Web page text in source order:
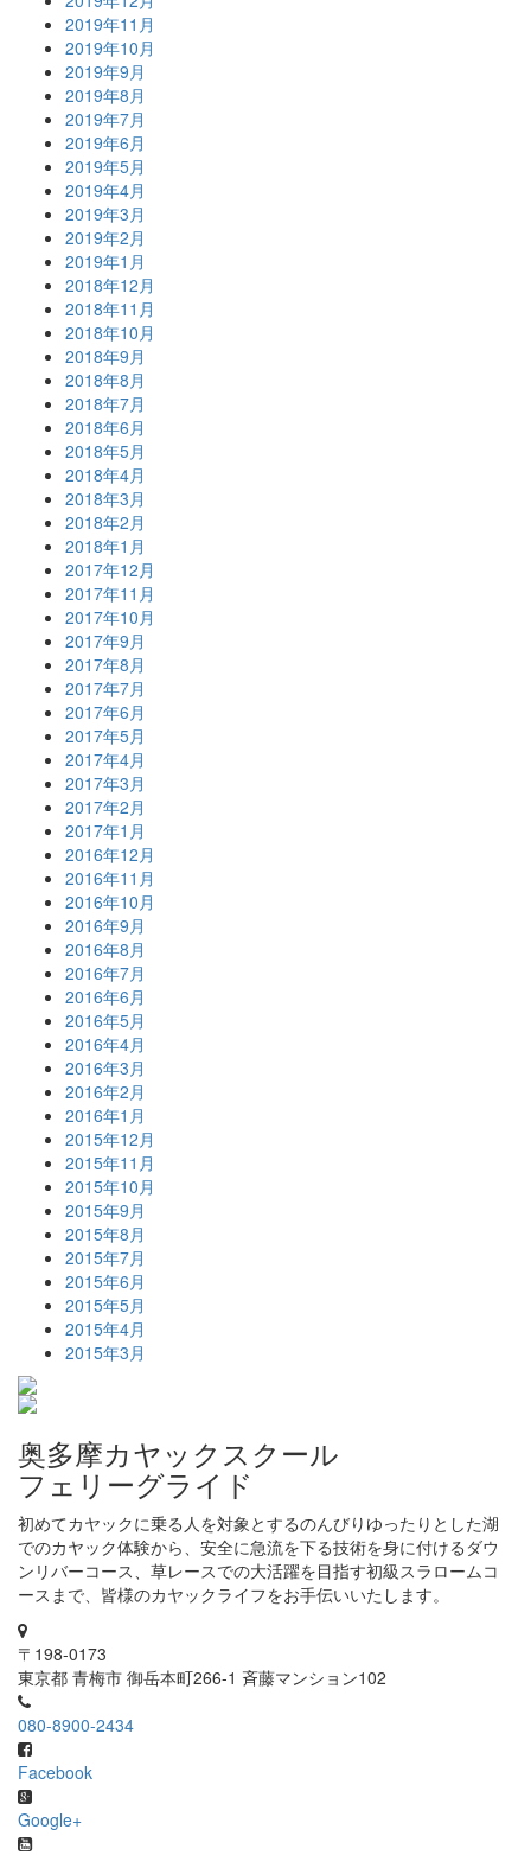
2019年11月
2019年10月
2019年9月
2019年8月
2019年7月
2019年6月
2019年5月
2019年4月
2019年3月
2019年2月
2019年1月
2018年12月
2018年11月
2018年10月
2018年9月
2018年8月
2018年7月
2018年6月
2018年5月
2018年4月
2018年3月
2018年2月
2018年1月
2017年12月
2017年11月
2017年10月
2017年9月
2017年8月
2017年7月
2017年6月
2017年5月
2017年4月
2017年3月
2017年2月
2017年1月
2016年12月
2016年11月
2016年10月
2016年9月
2016年8月
2016年7月
2016年6月
2016年5月
2016年4月
2016年3月
2016年2月
2016年1月
2015年12月
2015年11月
2015年10月
2015年9月
2015年8月
2015年7月
2015年6月
2015年5月
2015年4月
2015年3月
奥多摩カヤックスクール
フェリーグライド
初めてカヤックに乗る人を対象とするのんびりゆったりとした湖
でのカヤック体験から、安全に急流を下る技術を身に付けるダウ
ンリバーコース、草レースでの大活躍を目指す初級スラロームコ
ースまで、皆様のカヤックライフをお手伝いいたします。
〒198-0173
東京都 青梅市 御岳本町266-1 斉藤マンション102
080-8900-2434
Facebook
Google+